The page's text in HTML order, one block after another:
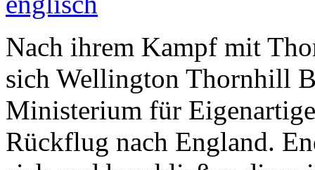
Nach ihrem Kampf mit
sich Wellington Thornhill
Ministerium für
Rückflug nach England.